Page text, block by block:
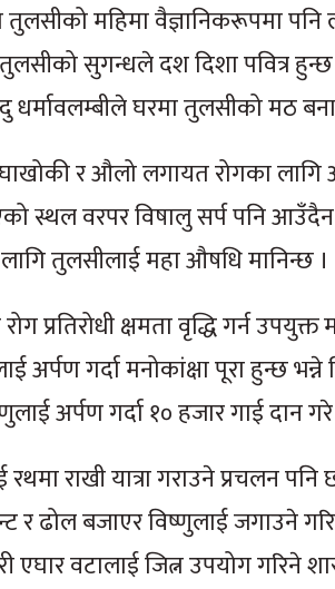
महिमा वैज्ञानिकरूपमा
सुगन्धले दश दिशा पवित्र
धर्मावलम्बीले घरमा तुलसीको मठ
र औलो लगायत रोगका लागि
स्थल वरपर विषालु सर्प पनि
तुलसीलाई महा औषधि मानिन्छ ।
प्रतिरोधी क्षमता वृद्धि गर्न
अर्पण गर्दा मनोकांक्षा पूरा हुन्छ
अर्पण गर्दा १० हजार गाई दान
राखी यात्रा गराउने प्रचलन
ढोल बजाएर विष्णुलाई जगाउने
एघार वटालाई जित्न उपयोग गरिने